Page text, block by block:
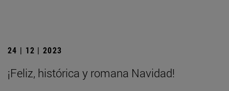
24 | 12 | 2023
¡Feliz, histórica y romana Navidad!